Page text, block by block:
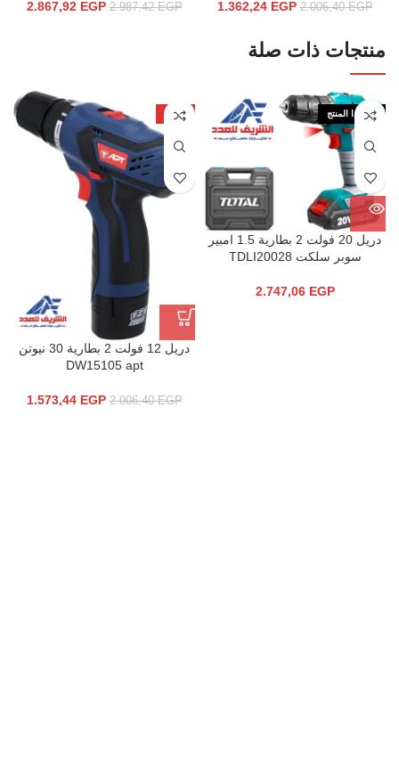
2.006,40EGP
1.362,24 EGP
2.987,42EGP
2.867,92 EGP
منتجات ذات صلة
نفذ هذا المنتج
دريل 20 فولت 2 بطارية 1.5 امبير
سوبر سلكت TDLI20028
2.747,06 EGP
-22%
دريل 12 فولت 2 بطارية 30 نيوتن
DW15105 apt
2.006,40EGP
1.573,44 EGP